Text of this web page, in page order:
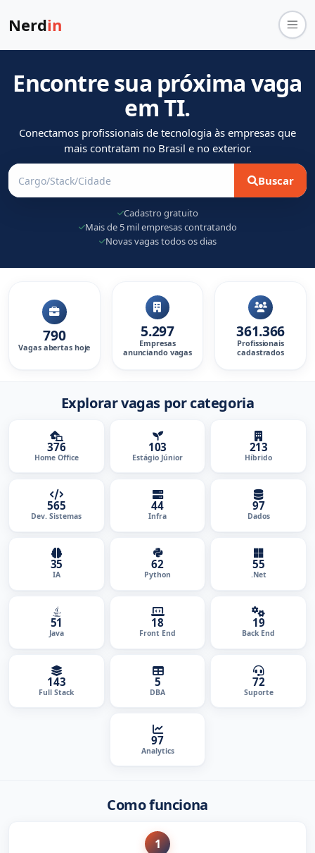
Nerdin
Encontre sua próxima vaga
em TI.
Conectamos profissionais de tecnologia às empresas que
mais contratam no Brasil e no exterior.
Buscar
Cadastro gratuito
Mais de 5 mil empresas contratando
Novas vagas todos os dias
790
Vagas abertas hoje
5.297
Empresas
anunciando vagas
361.366
Profissionais
cadastrados
Explorar vagas por categoria
376
Home Office
103
Estágio Júnior
213
Híbrido
565
Dev. Sistemas
44
Infra
97
Dados
35
IA
62
Python
55
.Net
51
Java
18
Front End
19
Back End
143
Full Stack
5
DBA
72
Suporte
97
Analytics
Como funciona
1